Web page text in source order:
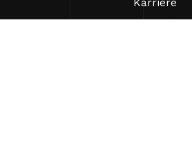
Karriere
Unsere